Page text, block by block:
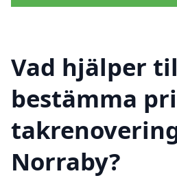
Vad hjälper
bestämma
Norraby?